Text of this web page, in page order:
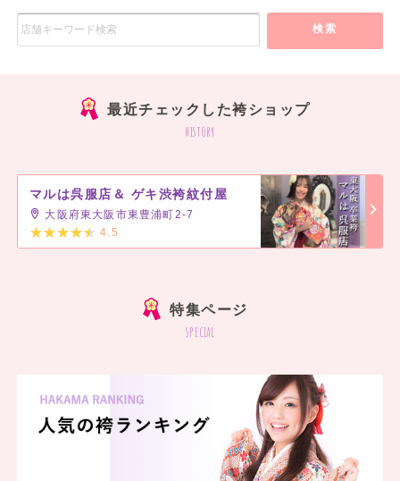
検索
最近チェックした袴ショップ
history
マルは呉服店＆ ゲキ渋袴紋付屋
大阪府東大阪市東豊浦町2-7
4.5
特集ページ
special